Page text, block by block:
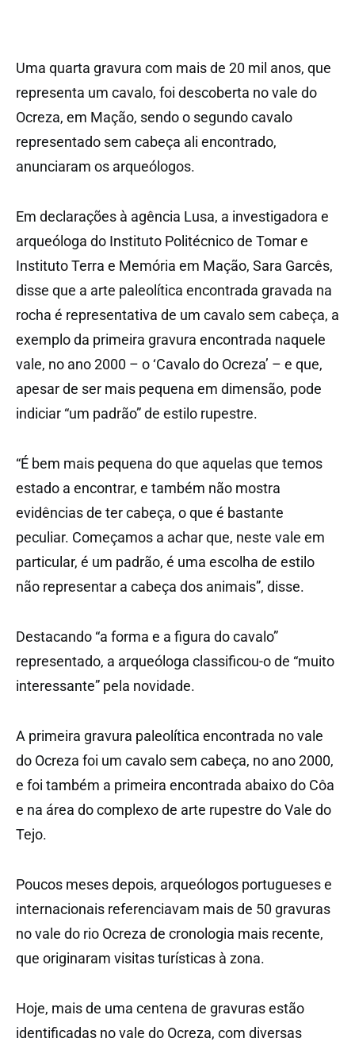
Uma quarta gravura com mais de 20 mil anos, que
representa um cavalo, foi descoberta no vale do
Ocreza, em Mação, sendo o segundo cavalo
representado sem cabeça ali encontrado,
anunciaram os arqueólogos.
Em declarações à agência Lusa, a investigadora e
arqueóloga do Instituto Politécnico de Tomar e
Instituto Terra e Memória em Mação, Sara Garcês,
disse que a arte paleolítica encontrada gravada na
rocha é representativa de um cavalo sem cabeça, a
exemplo da primeira gravura encontrada naquele
vale, no ano 2000 – o ‘Cavalo do Ocreza’ – e que,
apesar de ser mais pequena em dimensão, pode
indiciar “um padrão” de estilo rupestre.
“É bem mais pequena do que aquelas que temos
estado a encontrar, e também não mostra
evidências de ter cabeça, o que é bastante
peculiar. Começamos a achar que, neste vale em
particular, é um padrão, é uma escolha de estilo
não representar a cabeça dos animais”, disse.
Destacando “a forma e a figura do cavalo”
representado, a arqueóloga classificou-o de “muito
interessante” pela novidade.
A primeira gravura paleolítica encontrada no vale
do Ocreza foi um cavalo sem cabeça, no ano 2000,
e foi também a primeira encontrada abaixo do Côa
e na área do complexo de arte rupestre do Vale do
Tejo.
Poucos meses depois, arqueólogos portugueses e
internacionais referenciavam mais de 50 gravuras
no vale do rio Ocreza de cronologia mais recente,
que originaram visitas turísticas à zona.
Hoje, mais de uma centena de gravuras estão
identificadas no vale do Ocreza, com diversas